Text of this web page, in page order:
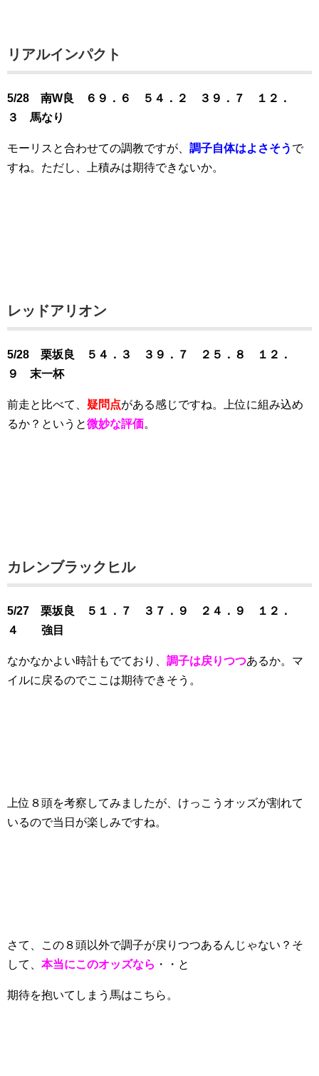
リアルインパクト
5/28 南W良 ６９．６ ５４．２ ３９．７ １２．
３ 馬なり
モーリスと合わせての調教ですが、 調子自体はよさそう で
すね。ただし、上積みは期待できないか。
レッドアリオン
5/28 栗坂良 ５４．３ ３９．７ ２５．８ １２．
９ 末一杯
前走と比べて、 疑問点がある感じですね。上位に組み込め
るか？というと微妙な評価。
カレンブラックヒル
5/27 栗坂良 ５１．７ ３７．９ ２４．９ １２．
４ 強目
なかなかよい時計もでており、 調子は戻りつつあるか。マ
イルに戻るのでここは期待できそう。
上位８頭を考察してみましたが、けっこうオッズが割れて
いるので当日が楽しみですね。
さて、この８頭以外で調子が戻りつつあるんじゃない？そ
して、 本当にこのオッズなら ・・と
期待を抱いてしまう馬はこちら。